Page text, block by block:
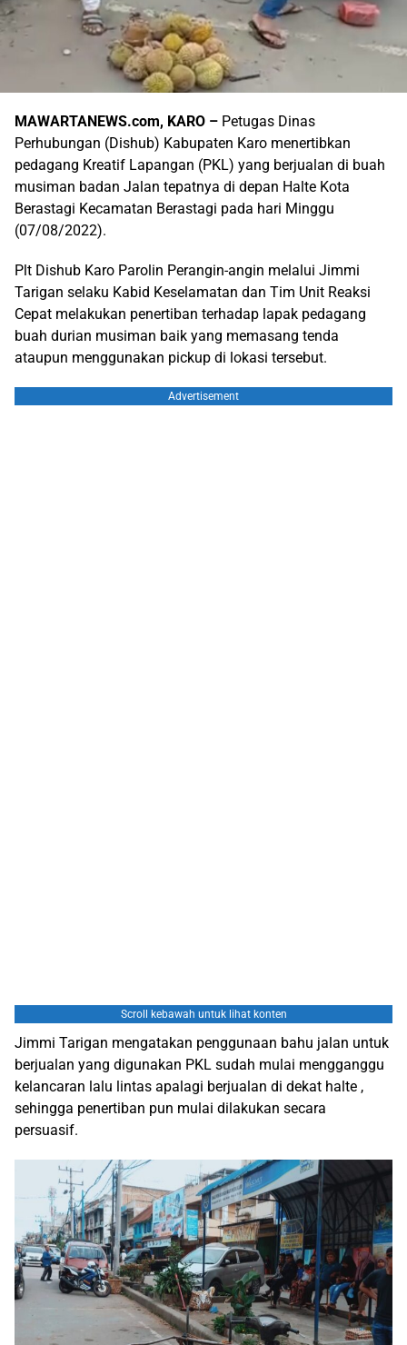
MAWARTANEWS.com, KARO – Petugas Dinas
Perhubungan (Dishub) Kabupaten Karo menertibkan
pedagang Kreatif Lapangan (PKL) yang berjualan di buah
musiman badan Jalan tepatnya di depan Halte Kota
Berastagi Kecamatan Berastagi pada hari Minggu
(07/08/2022).
Plt Dishub Karo Parolin Perangin-angin melalui Jimmi
Tarigan selaku Kabid Keselamatan dan Tim Unit Reaksi
Cepat melakukan penertiban terhadap lapak pedagang
buah durian musiman baik yang memasang tenda
ataupun menggunakan pickup di lokasi tersebut.
Advertisement
Scroll kebawah untuk lihat konten
Jimmi Tarigan mengatakan penggunaan bahu jalan untuk
berjualan yang digunakan PKL sudah mulai mengganggu
kelancaran lalu lintas apalagi berjualan di dekat halte ,
sehingga penertiban pun mulai dilakukan secara
persuasif.